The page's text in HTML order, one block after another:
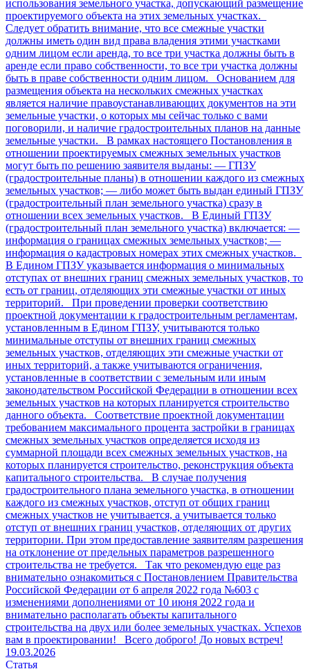
использования земельного участка, допускающий размещение
проектируемого объекта на этих земельных участках.
Следует обратить внимание, что все смежные участки
должны иметь один вид права владения этими участками
одним лицом если аренда, то все три участка должны быть в
аренде если право собственности, то все три участка должны
быть в праве собственности одним лицом. Основанием для
размещения объекта на нескольких смежных участках
является наличие правоустанавливающих документов на эти
земельные участки, о которых мы сейчас только с вами
поговорили, и наличие градостроительных планов на данные
земельные участки. В рамках настоящего Постановления в
отношении проектируемых смежных земельных участков
могут быть по решению заявителя выданы: — ГПЗУ
(градостроительные планы) в отношении каждого из смежных
земельных участков; — либо может быть выдан единый ГПЗУ
(градостроительный план земельного участка) сразу в
отношении всех земельных участков. В Единый ГПЗУ
(градостроительный план земельного участка) включается: —
информация о границах смежных земельных участков; —
информация о кадастровых номерах этих смежных участков.
В Едином ГПЗУ указывается информация о минимальных
отступах от внешних границ смежных земельных участков, то
есть от границ, отделяющих эти смежные участки от иных
территорий. При проведении проверки соответствию
проектной документации к градостроительным регламентам,
установленным в Едином ГПЗУ, учитываются только
минимальные отступы от внешних границ смежных
земельных участков, отделяющих эти смежные участки от
иных территорий, а также учитываются ограничения,
установленные в соответствии с земельным или иным
законодательством Российской Федерации в отношении всех
земельных участков на которых планируется строительство
данного объекта. Соответствие проектной документации
требованием максимального процента застройки в границах
смежных земельных участков определяется исходя из
суммарной площади всех смежных земельных участков, на
которых планируется строительство, реконструкция объекта
капитального строительства. В случае получения
градостроительного плана земельного участка, в отношении
каждого из смежных участков, отступ от общих границ
смежных участков не учитывается, а учитывается только
отступ от внешних границ участков, отделяющих от других
территории. При этом предоставление заявителям разрешения
на отклонение от предельных параметров разрешенного
строительства не требуется. Так что рекомендую еще раз
внимательно ознакомиться с Постановлением Правительства
Российской Федерации от 6 апреля 2022 года №603 с
изменениями дополнениями от 10 июня 2022 года и
внимательно располагать объекты капитального
строительства на двух или более земельных участках. Успехов
вам в проектировании! Всего доброго! До новых встреч!
19.03.2026
Статья